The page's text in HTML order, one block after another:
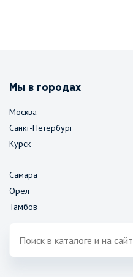
Мы в городах
Москва
Санкт-Петербург
Курск
Самара
Орёл
Тамбов